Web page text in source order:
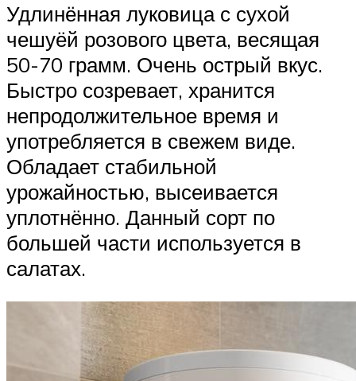
Удлинённая луковица с сухой
чешуёй розового цвета, весящая
50-70 грамм. Очень острый вкус.
Быстро созревает, хранится
непродолжительное время и
употребляется в свежем виде.
Обладает стабильной
урожайностью, высеивается
уплотнённо. Данный сорт по
большей части используется в
салатах.